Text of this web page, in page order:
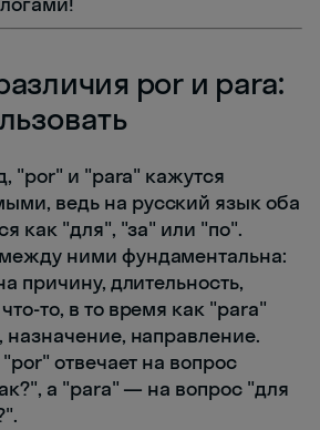
por и para:
"por" и "para" кажутся
ведь на русский язык оба
как "для", "за" или "по".
ними фундаментальна:
причину, длительность,
то, в то время как "para"
назначение, направление.
"por" отвечает на вопрос
а "para" — на вопрос "для